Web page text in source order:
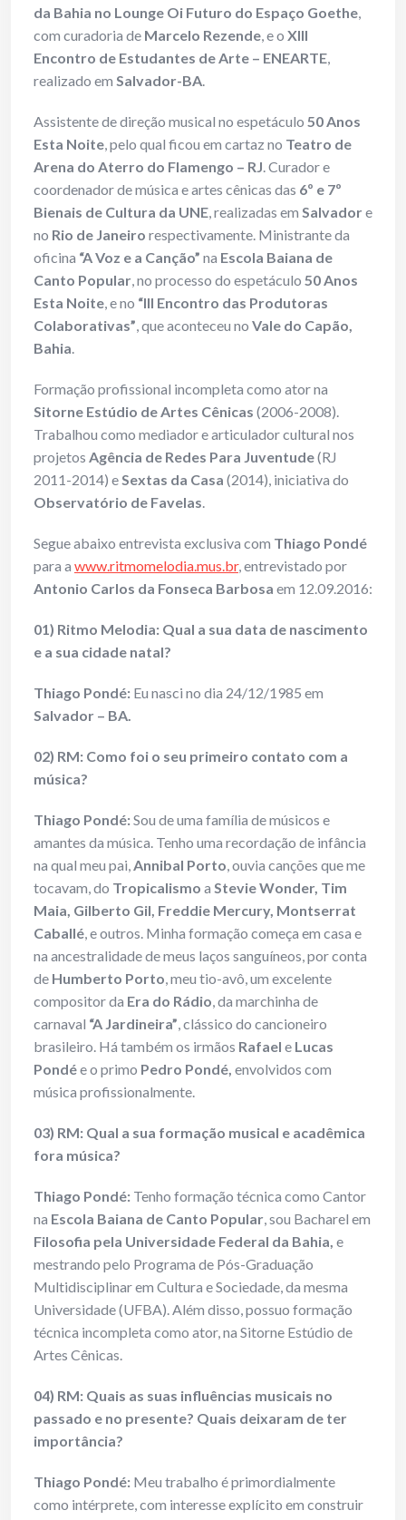
da Bahia no Lounge Oi Futuro do Espaço Goethe,
com curadoria de Marcelo Rezende, e o XIII
Encontro de Estudantes de Arte – ENEARTE,
realizado em Salvador-BA.
Assistente de direção musical no espetáculo 50 Anos
Esta Noite, pelo qual ficou em cartaz no Teatro de
Arena do Aterro do Flamengo – RJ. Curador e
coordenador de música e artes cênicas das 6º e 7º
Bienais de Cultura da UNE, realizadas em Salvadore
no Rio de Janeiro respectivamente. Ministrante da
oficina “A Voz e a Canção” na Escola Baiana de
Canto Popular, no processo do espetáculo 50 Anos
Esta Noite, e no “III Encontro das Produtoras
Colaborativas”, que aconteceu no Vale do Capão,
Bahia.
Formação profissional incompleta como ator na
Sitorne Estúdio de Artes Cênicas (2006-2008).
Trabalhou como mediador e articulador cultural nos
projetos Agência de Redes Para Juventude(RJ
2011-2014) eSextas da Casa (2014), iniciativa do
Observatório de Favelas.
Segue abaixo entrevista exclusiva com Thiago Pondé
para a www.ritmomelodia.mus.br, entrevistado por
Antonio Carlos da Fonseca Barbosa em 12.09.2016:
01) Ritmo Melodia: Qual a sua data de nascimento
e a sua cidade natal?
Thiago Pondé: Eu nasci no dia 24/12/1985 em
Salvador – BA.
02) RM: Como foi o seu primeiro contato com a
música?
Thiago Pondé:Sou de uma família de músicos e
amantes da música. Tenho uma recordação de infância
na qual meu pai,Annibal Porto, ouvia canções que me
tocavam, do Tropicalismo a Stevie Wonder, Tim
Maia, Gilberto Gil, Freddie Mercury, Montserrat
Caballé, e outros. Minha formação começa em casa e
na ancestralidade de meus laços sanguíneos, por conta
de Humberto Porto, meu tio-avô, um excelente
compositor da Era do Rádio, da marchinha de
carnaval “A Jardineira”, clássico do cancioneiro
brasileiro. Há também os irmãos Rafael e Lucas
Pondée o primo Pedro Pondé, envolvidos com
música profissionalmente.
03) RM: Qual a sua formação musical e acadêmica
fora música?
Thiago Pondé: Tenho formação técnica como Cantor
na Escola Baiana de Canto Popular, sou Bacharel em
Filosofia pela Universidade Federal da Bahia, e
mestrando pelo Programa de Pós-Graduação
Multidisciplinar em Cultura e Sociedade, da mesma
Universidade (UFBA). Além disso, possuo formação
técnica incompleta como ator, na Sitorne Estúdio de
Artes Cênicas.
04) RM: Quais as suas influências musicais no
passado e no presente? Quais deixaram de ter
importância?
Thiago Pondé: Meu trabalho é primordialmente
como intérprete, com interesse explícito em construir